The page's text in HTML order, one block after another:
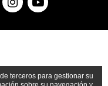
terceros para gestionar su